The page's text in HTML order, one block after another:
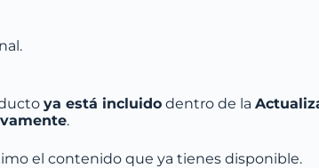
ya está incluido dentro de la
.
el contenido que ya tienes disponible.